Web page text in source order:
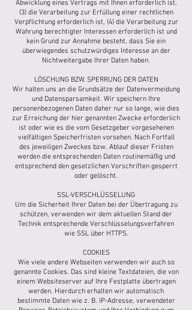
Abwicklung eines Vertrags mit Ihnen erforderlich ist,
(3) die Verarbeitung zur Erfüllung einer rechtlichen
Verpflichtung erforderlich ist, (4) die Verarbeitung zur
Wahrung berechtigter Interessen erforderlich ist und
kein Grund zur Annahme besteht, dass Sie ein
überwiegendes schutzwürdiges Interesse an der
Nichtweitergabe Ihrer Daten haben.
LÖSCHUNG BZW. SPERRUNG DER DATEN
Wir halten uns an die Grundsätze der Datenvermeidung
und Datensparsamkeit. Wir speichern Ihre
personenbezogenen Daten daher nur so lange, wie dies
zur Erreichung der hier genannten Zwecke erforderlich
ist oder wie es die vom Gesetzgeber vorgesehenen
vielfältigen Speicherfristen vorsehen. Nach Fortfall
des jeweiligen Zweckes bzw. Ablauf dieser Fristen
werden die entsprechenden Daten routinemäßig und
entsprechend den gesetzlichen Vorschriften gesperrt
oder gelöscht.
SSL-VERSCHLÜSSELUNG
Um die Sicherheit Ihrer Daten bei der Übertragung zu
schützen, verwenden wir dem aktuellen Stand der
Technik entsprechende Verschlüsselungsverfahren
wie SSL über HTTPS.
COOKIES
Wie viele andere Webseiten verwenden wir auch so
genannte Cookies. Das sind kleine Textdateien, die von
einem Websiteserver auf Ihre Festplatte übertragen
werden. Hierdurch erhalten wir automatisch
bestimmte Daten wie z. B. IP-Adresse, verwendeter